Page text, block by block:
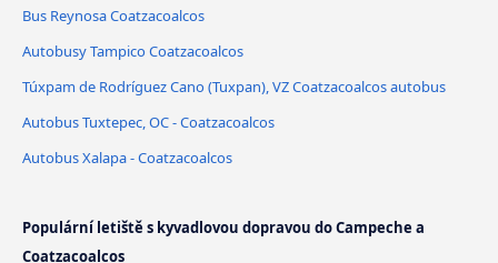
Bus Reynosa Coatzacoalcos
Autobusy Tampico Coatzacoalcos
Túxpam de Rodríguez Cano (Tuxpan), VZ Coatzacoalcos autobus
Autobus Tuxtepec, OC - Coatzacoalcos
Autobus Xalapa - Coatzacoalcos
Populární letiště s kyvadlovou dopravou do Campeche a
Coatzacoalcos